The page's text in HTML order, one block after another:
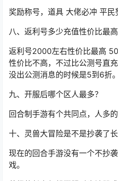
三、职业体验不好，能不能转
多次内测没有转职功能，公测
续肯定会开放门派转职。
四、灵兽大冒险日常收益产出高
益，地煞收益都不错。
运气好一天10多万以上元宝，
低。
五、灵兽大冒险有没有卡级机
没有卡级机制，后续策划没说。